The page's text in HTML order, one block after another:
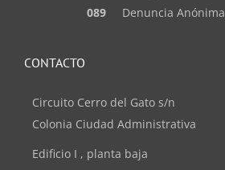
089
Denuncia Anónima
CONTACTO
Circuito Cerro del Gato s/n
Colonia Ciudad Administrativa
Edificio I , planta baja